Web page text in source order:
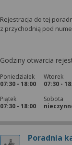
Rejestracja do tej
z przychodnią pod
Godziny otwarcia
Poniedziałek
07:30 - 18:00
Wtorek
07:30 -
Piątek
07:30 - 18:00
Sobota
Poradnia